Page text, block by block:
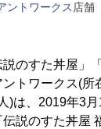
ントワークス 店舗
のすた丼屋」
トワークス(所
)は、2019年3
説のすた丼屋